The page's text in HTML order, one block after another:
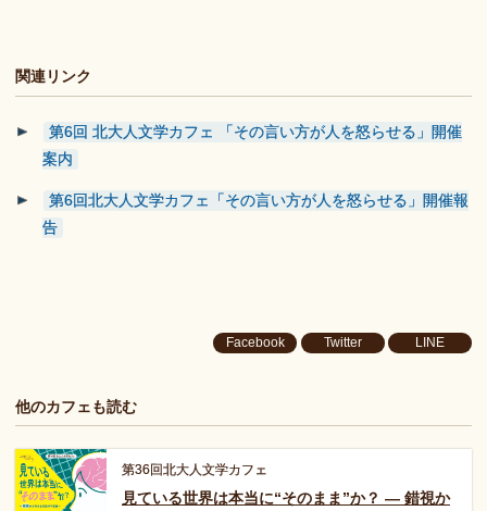
関連リンク
第6回 北大人文学カフェ 「その言い方が人を怒らせる」開催
案内
第6回北大人文学カフェ「その言い方が人を怒らせる」開催報
告
Facebook Twitter LINE
他のカフェも読む
第36回北大人文学カフェ
見ている世界は本当に“そのまま”か？ ― 錯視か